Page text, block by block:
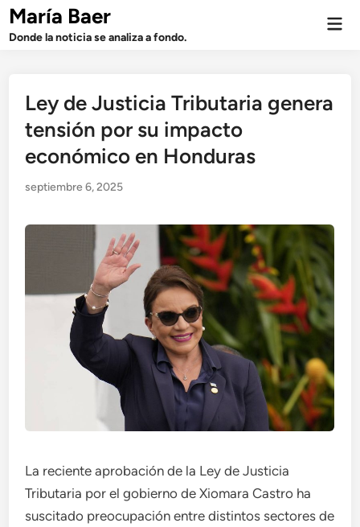
Saltar
contenido
María Baer
Donde la noticia se analiza a fondo.
Ley de Justicia Tributaria genera
tensión por su impacto
económico en Honduras
septiembre 6, 2025
La reciente aprobación de la Ley de Justicia
Tributaria por el gobierno de Xiomara Castro ha
suscitado preocupación entre distintos sectores de